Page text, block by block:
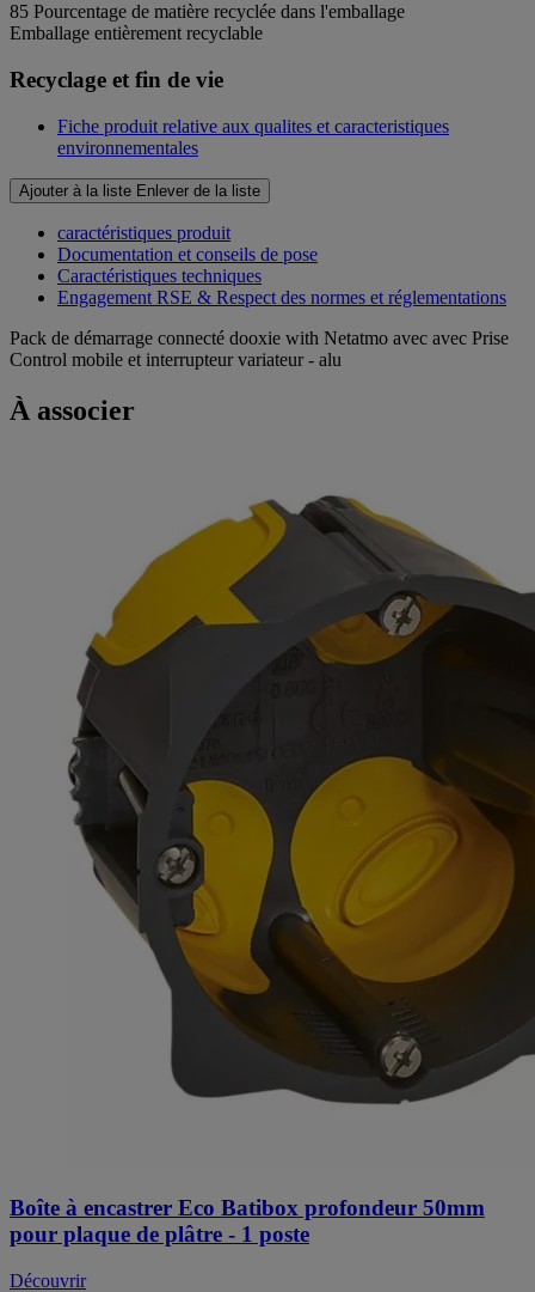
85 Pourcentage de matière recyclée dans l'emballage
Emballage entièrement recyclable
Recyclage et fin de vie
Fiche produit relative aux qualites et caracteristiques
environnementales
Ajouter à la liste Enlever de la liste
caractéristiques produit
Documentation et conseils de pose
Caractéristiques techniques
Engagement RSE & Respect des normes et réglementations
Pack de démarrage connecté dooxie with Netatmo avec avec Prise
Control mobile et interrupteur variateur - alu
À associer
Boîte à encastrer Eco Batibox profondeur 50mm
pour plaque de plâtre - 1 poste
Découvrir